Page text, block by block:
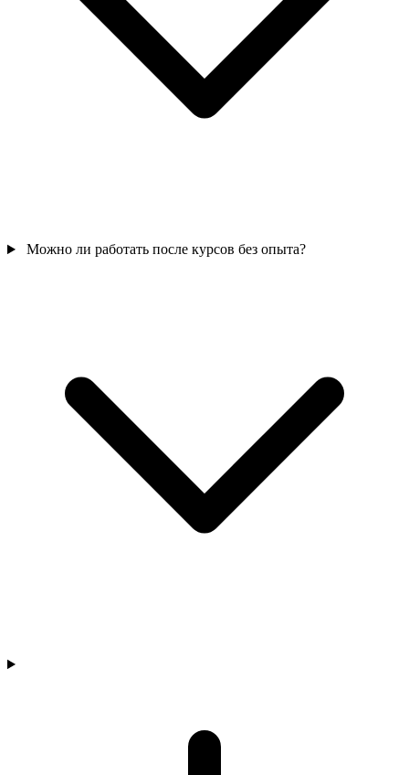
Можно ли работать после курсов без опыта?